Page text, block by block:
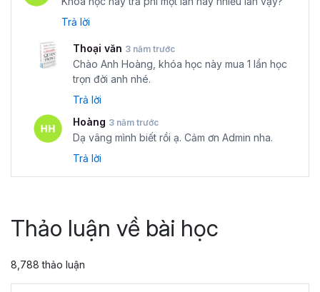
Trả lời
Thoại văn 3 năm trước
Chào Anh Hoàng, khóa học này mua 1 lần học
trọn đời anh nhé.
Trả lời
Hoàng 3 năm trước
Dạ vâng mình biết rồi ạ. Cảm ơn Admin nha.
Trả lời
Thảo luận về bài học
8,788 thảo luận